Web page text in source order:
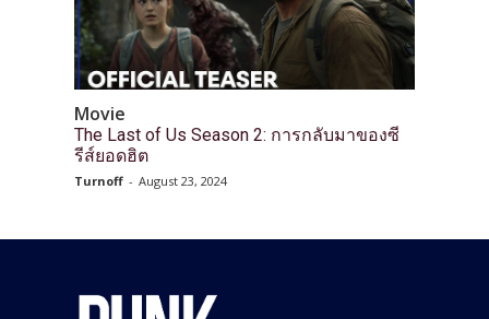
Movie
The Last of Us Season 2: การกลับมาของซี
รีส์ยอดฮิต
Turnoff - August 23, 2024